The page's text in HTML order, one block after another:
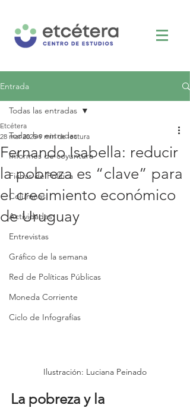
Entrada
Todas las entradas
Informes de coyuntura
Fichas de Política
Columnas
Actividades
Entrevistas
Gráfico de la semana
Red de Políticas Públicas
Moneda Corriente
Ciclo de Infografías
Todas las entradas
Fernando Isabella: reducir
la pobreza es “clave” para
el crecimiento económico
de Uruguay
Etcétera
28 mar 2025 9 min de lectura
Ilustración: Luciana Peinado
La pobreza y la